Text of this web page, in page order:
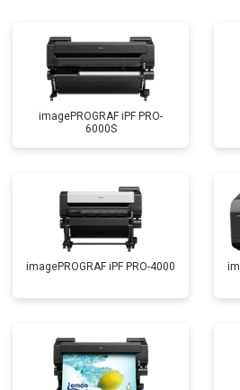
imagePROGRAF iPF PRO-
6000S
imagePROGRAF iPF PRO-4000